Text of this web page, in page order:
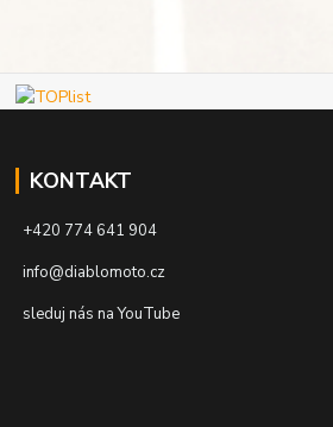
KONTAKT
+420 774 641 904
info@diablomoto.cz
sleduj nás na YouTube